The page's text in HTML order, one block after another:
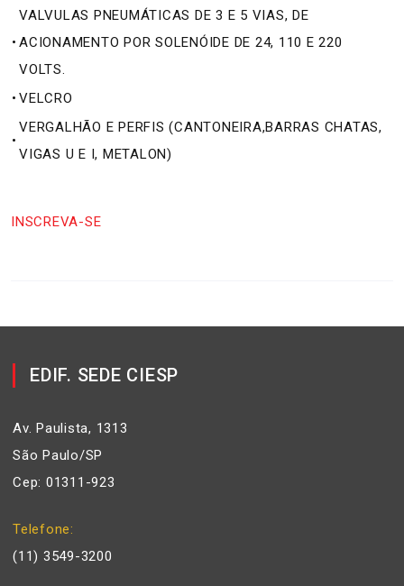
•
VALVULAS PNEUMÁTICAS DE 3 E 5 VIAS, DE
ACIONAMENTO POR SOLENÓIDE DE 24, 110 E 220
VOLTS.
• VELCRO
•
VERGALHÃO E PERFIS (CANTONEIRA,BARRAS CHATAS,
VIGAS U E I, METALON)
INSCREVA-SE
EDIF. SEDE CIESP
Av. Paulista, 1313
São Paulo/SP
Cep: 01311-923
Telefone
(11) 3549-3200